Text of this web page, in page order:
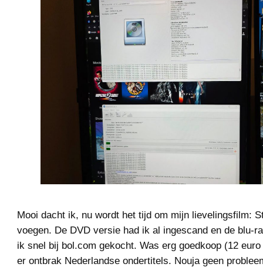
Mooi dacht ik, nu wordt het tijd om mijn lievelingsfilm:
voegen. De DVD versie had ik al ingescand en de blu-
ik snel bij bol.com gekocht. Was erg goedkoop (12
er ontbrak Nederlandse ondertitels. Nouja geen